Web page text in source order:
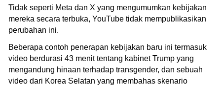
Tidak seperti Meta dan X yang mengumumkan kebijakan
mereka secara terbuka, YouTube tidak mempublikasikan
perubahan ini.
Beberapa contoh penerapan kebijakan baru ini termasuk
video berdurasi 43 menit tentang kabinet Trump yang
mengandung hinaan terhadap transgender, dan sebuah
video dari Korea Selatan yang membahas skenario